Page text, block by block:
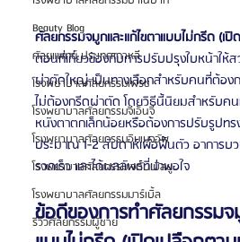
Beauty Blog
ศัลยแพทย์ ประเทศเกาหลี
โรงพยาบาลศัลยกรรมเฟรช
โรงพยาบาลศัลยกรรมจีเอ็นจี
โรงพยาบาลศัลยกรรมอิมเมจอัพ
โรงพยาบาลศัลยกรรมเจดับเบิลยู
โรงพยาบาลศัลยกรรมมาร์เบิ้ล
รีวิวศัลยกรรมผู้ชาย
ศัลยกรรมจมูกและแก้ไขตาแบบไม่กรีด (เ
ตอนที่เกี่ยวข้องกับการปรับปรุงใบหน้าให้
ผ่าตัดใหญ่ เป็นทางเลือกสำหรับคนที่ต้อง
ไม่ต้องกรีดผ่าตัด โดยวิธีนี้นิยมสำหรับค
หนังตาตกเล็กน้อยหรือต้องการปรับรูปทร
ประมาณ 1-2 สัปดาห์เพื่อฟื้นตัว อาการบ
รวดเร็ว และได้ผลลัพธ์ที่น่าพอใจ
ข้อดีของการทำศัลยกรรมจ